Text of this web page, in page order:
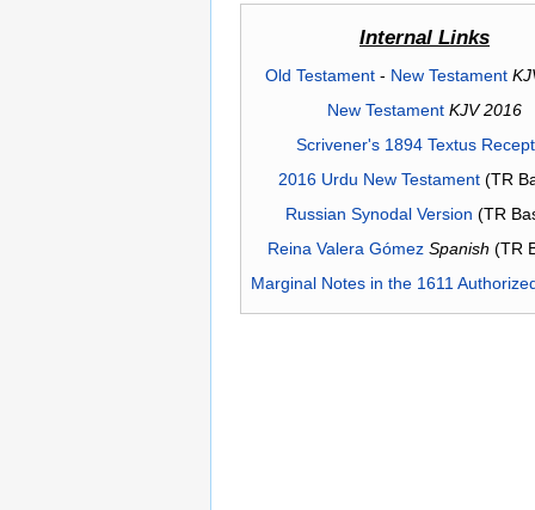
Internal Links
Old Testament- New Testament
New Testament KJV 2016
Scrivener's 1894 Textus
2016 Urdu New Testament(TR
Russian Synodal Version (TR
Reina Valera Gómez Spanish (TR
Marginal Notes in the 1611